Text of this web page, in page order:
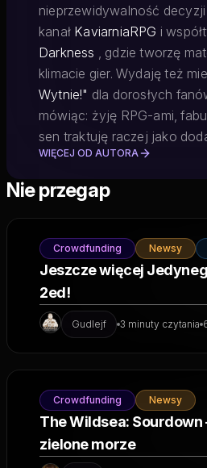
nieprzewidywalność
kanał KaviarniaRPG i
Darkness , gdzie tworzę
klimacie gier. Wydaję też
Wytnie!" dla dorosłych
mówiąc: żyję RPG-ami,
sen traktuję raczej jako
WIĘCEJ OD AUTORA
Nie przegap
Crowdfunding Newsy
Jeszcze więcej
2ed!
Gudlejf 3 minuty czytania
Crowdfunding Newsy
The Wildsea: Sourdown
zielone morze